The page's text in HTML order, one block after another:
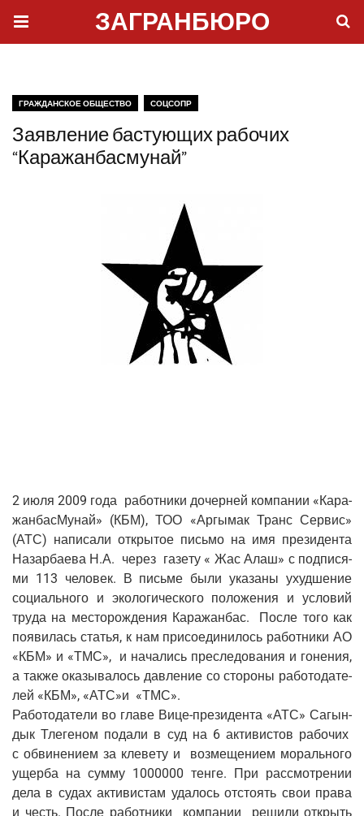
ЗАГРАНБЮРО
ГРАЖДАНСКОЕ ОБЩЕСТВО СОЦСОПР
Заявление бастующих рабочих
“Каражанбасмунай”
2 июля 2009 года работ­ни­ки дочер­ней ком­па­нии «Кара­
жан­бас­Му­най» (КБМ), ТОО «Аргы­мак Транс Сер­вис»
(АТС) напи­са­ли откры­тое пись­мо на имя пре­зи­ден­та
Назар­ба­е­ва Н.А. через газе­ту « Жас Алаш» с под­пи­ся­
ми 113 чело­век. В пись­ме были ука­за­ны ухуд­ше­ние
соци­аль­но­го и эко­ло­ги­че­ско­го поло­же­ния и усло­вий
тру­да на место­рож­де­ния Кара­жан­бас. После того как
появи­лась ста­тья, к нам при­со­еди­ни­лось работ­ни­ки АО
«КБМ» и «ТМС», и нача­лись пре­сле­до­ва­ния и гоне­ния,
а так­же ока­зы­ва­лось дав­ле­ние со сто­ро­ны рабо­то­да­те­
лей «КБМ», «АТС»и «ТМС».
Рабо­то­да­те­ли во гла­ве Вице-пре­зи­ден­та «АТС» Сагын­
дык Тле­ге­ном пода­ли в суд на 6 акти­ви­стов рабо­чих
с обви­не­ни­ем за кле­ве­ту и воз­ме­ще­ни­ем мораль­но­го
ущер­ба на сум­му 1000000 тен­ге. При рас­смот­ре­нии
дела в судах акти­ви­стам уда­лось отсто­ять свои пра­ва
и честь. После работ­ни­ки ком­па­нии реши­ли открыть